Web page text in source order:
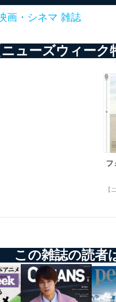
管理措置
たはき損の防止及び是正に努めま
準装備されているユーザー制御
を使用する従業者を識別・認証し
タを取り扱う機器等のオペレーテ
タを取り扱う機器等にセキュリ
します。
付け窓口
報及び当社の個人情報保護マネジ
画・シネマ 雑誌
ニューズウィー
フ
【
この雑誌の読者